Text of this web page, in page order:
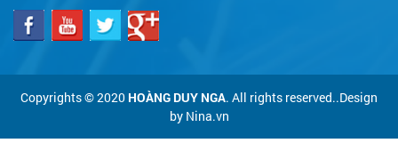
Copyrights © 2020 HOÀNG DUY NGA. All rights reserved..Design
by Nina.vn